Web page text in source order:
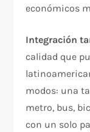
económicos
Integración
calidad que
modos: una
metro, bus,
con un solo